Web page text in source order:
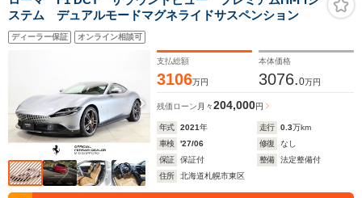
ステム デュアルモードマグネライドサスペンション
ディーラー保証 オンライン相談可
支払総額
3106万円
本体価格
3076.0万円
残価ローン 月々204,000円
年式 2021年 走行 0.3万km
車検
'27/06 修復
なし
保証
保証付 整備
法定整備付
住所
北海道札幌市東区